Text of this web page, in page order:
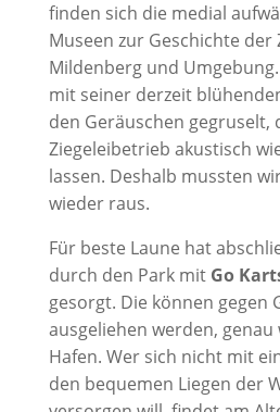
finden sich die medial
Museen zur Geschichte der
Mildenberg und
mit seiner derzeit
den Geräuschen gegruselt,
Ziegeleibetrieb akustisch
lassen. Deshalb mussten
wieder raus.
Für beste Laune hat
durch den Park mit Go
gesorgt. Die können gegen
ausgeliehen werden, genau
Hafen. Wer sich nicht mit
den bequemen Liegen der